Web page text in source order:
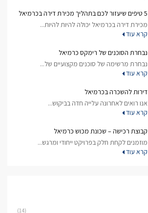
5 טיפים שיעזור לכם בתהליך מכירת דירה בכרמיאל
מכירת דירה בכרמיאל יכולה להיות להיות...
קרא עוד
נבחרת הסוכנים של רימקס כרמיאל
נבחרת מרשימה של סוכנים מקצועיים של...
קרא עוד
דירות להשכרה בכרמיאל
אנו רואים לאחרונה עלייה חדה בביקוש...
קרא עוד
קבוצת רכישה – שכונת מכוש כרמיאל
מוזמנים לקחת חלק בפרויקט ייחודי ומרגש...
קרא עוד
(14)